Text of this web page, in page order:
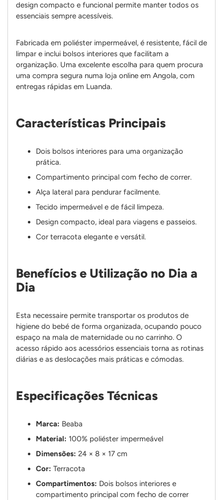
design compacto e funcional permite manter todos os
essenciais sempre acessíveis.
Fabricada em poliéster impermeável, é resistente, fácil de
limpar e inclui bolsos interiores que facilitam a
organização. Uma excelente escolha para quem procura
uma compra segura numa loja online em Angola, com
entregas rápidas em Luanda.
Características Principais
Dois bolsos interiores para uma organização
prática.
Compartimento principal com fecho de correr.
Alça lateral para pendurar facilmente.
Tecido impermeável e de fácil limpeza.
Design compacto, ideal para viagens e passeios.
Cor terracota elegante e versátil.
Benefícios e Utilização no Dia a
Dia
Esta necessaire permite transportar os produtos de
higiene do bebé de forma organizada, ocupando pouco
espaço na mala de maternidade ou no carrinho. O
acesso rápido aos acessórios essenciais torna as rotinas
diárias e as deslocações mais práticas e cómodas.
Especificações Técnicas
Marca: Beaba
Material: 100% poliéster impermeável
Dimensões: 24 × 8 × 17 cm
Cor: Terracota
Compartimentos: Dois bolsos interiores e
compartimento principal com fecho de correr